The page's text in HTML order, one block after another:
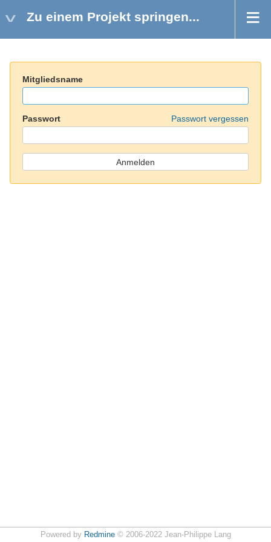
Zu einem Projekt springen...
Mitgliedsname
Passwort Passwort vergessen
Powered by Redmine© 2006-2022 Jean-Philippe Lang